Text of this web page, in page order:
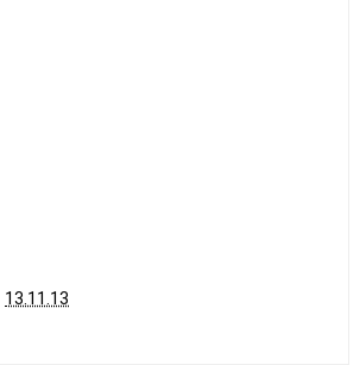
13.11.13